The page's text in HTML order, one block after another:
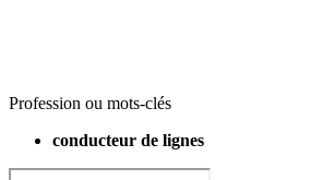
Profession ou mots-clés
conducteur de lignes